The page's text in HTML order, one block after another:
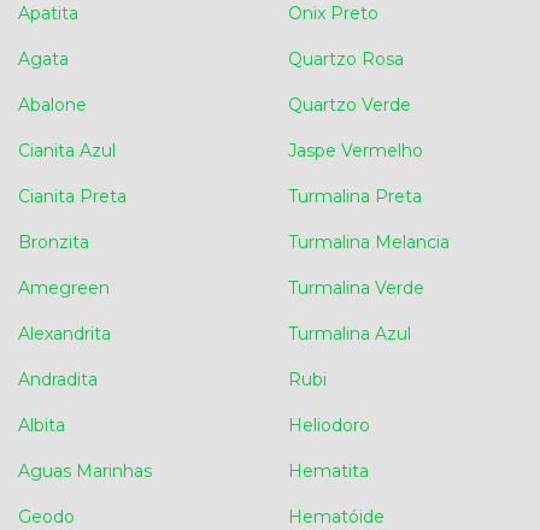
Apatita
Agata
Abalone
Cianita Azul
Cianita Preta
Bronzita
Amegreen
Alexandrita
Andradita
Albita
Aguas Marinhas
Geodo
Onix Preto
Quartzo Rosa
Quartzo Verde
Jaspe Vermelho
Turmalina Preta
Turmalina Melancia
Turmalina Verde
Turmalina Azul
Rubi
Heliodoro
Hematita
Hematóide